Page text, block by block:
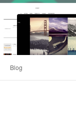
Blog